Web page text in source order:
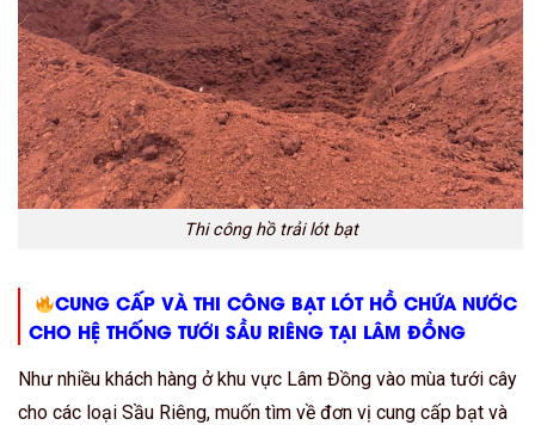
Thi công hồ trải lót bạt
CUNG CẤP VÀ THI CÔNG BẠT LÓT HỒ CHỨA NƯỚC
CHO HỆ THỐNG TƯỚI SẦU RIÊNG TẠI LÂM ĐỒNG
Như nhiều khách hàng ở khu vực Lâm Đồng vào mùa tưới cây
cho các loại Sầu Riêng, muốn tìm về đơn vị cung cấp bạt và